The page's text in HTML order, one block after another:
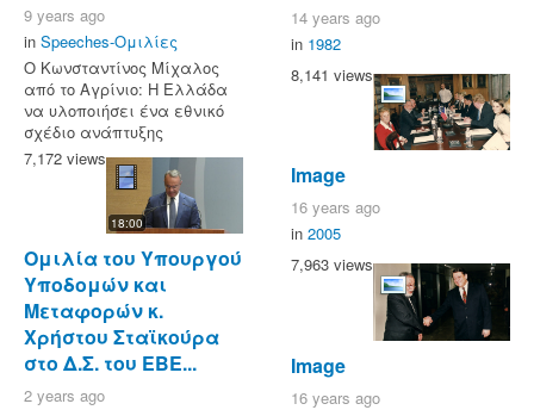
9 years ago
in Speeches-Ομιλίες
O Κωνσταντίνος Μίχαλος
από το Αγρίνιο: Η Ελλάδα
να υλοποιήσει ένα εθνικό
σχέδιο ανάπτυξης
7,172 views
18:00
Ομιλία του Υπουργού
Υποδομών και
Μεταφορών κ.
Χρήστου Σταϊκούρα
στο Δ.Σ. του ΕΒΕ...
2 years ago
14 years ago
in 1982
8,141 views
Image
16 years ago
in 2005
7,963 views
Image
16 years ago